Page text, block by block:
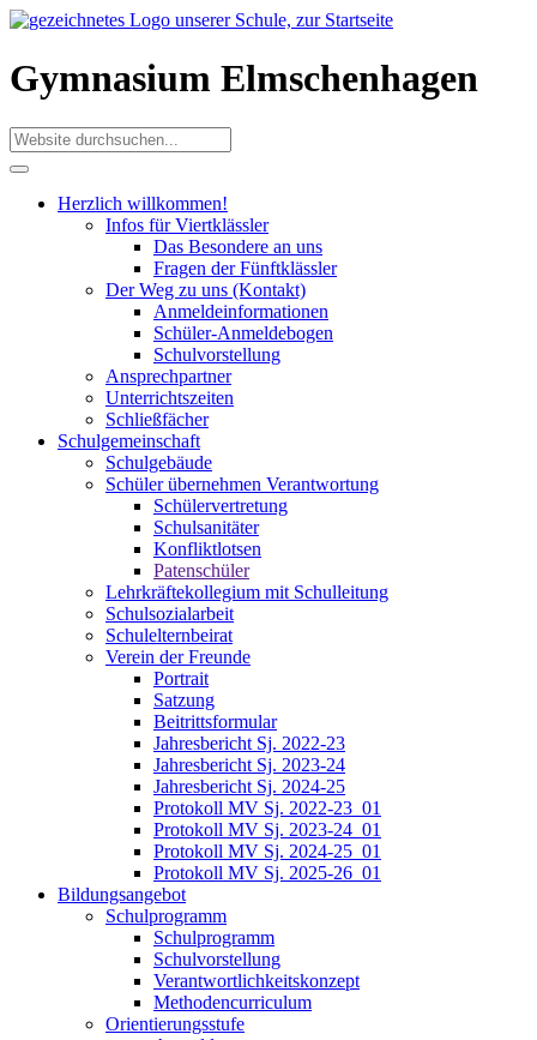
Gymnasium Elmschenhagen
Herzlich willkommen!
Infos für Viertklässler
Das Besondere an uns
Fragen der Fünftklässler
Der Weg zu uns (Kontakt)
Anmeldeinformationen
Schüler-Anmeldebogen
Schulvorstellung
Ansprechpartner
Unterrichtszeiten
Schließfächer
Schulgemeinschaft
Schulgebäude
Schüler übernehmen Verantwortung
Schülervertretung
Schulsanitäter
Konfliktlotsen
Patenschüler
Lehrkräftekollegium mit Schulleitung
Schulsozialarbeit
Schulelternbeirat
Verein der Freunde
Portrait
Satzung
Beitrittsformular
Jahresbericht Sj. 2022-23
Jahresbericht Sj. 2023-24
Jahresbericht Sj. 2024-25
Protokoll MV Sj. 2022-23_01
Protokoll MV Sj. 2023-24_01
Protokoll MV Sj. 2024-25_01
Protokoll MV Sj. 2025-26_01
Bildungsangebot
Schulprogramm
Schulprogramm
Schulvorstellung
Verantwortlichkeitskonzept
Methodencurriculum
Orientierungsstufe